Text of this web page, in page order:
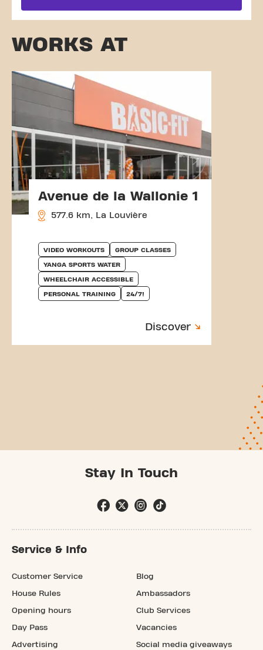
WORKS AT
Avenue de la Wallonie 1
577.6 km, La Louvière
VIDEO WORKOUTS GROUP CLASSES
YANGA SPORTS WATER
WHEELCHAIR ACCESSIBLE
PERSONAL TRAINING 24/7!
Discover
Stay In Touch
Service & Info
Customer Service
House Rules
Opening hours
Day Pass
Advertising
Blog
Ambassadors
Club Services
Vacancies
Social media giveaways